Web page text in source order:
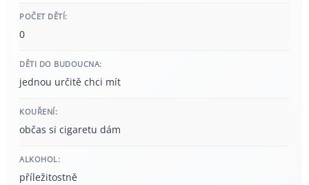
POČET DĚTÍ:
0
DĚTI DO BUDOUCNA:
jednou určitě chci mít
KOUŘENÍ:
občas si cigaretu dám
ALKOHOL:
příležitostně